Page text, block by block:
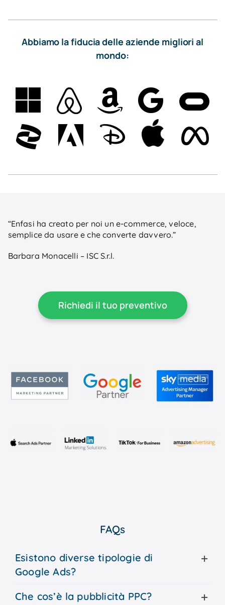
Abbiamo la fiducia delle aziende migliori al
mondo:
“Enfasi ha creato per noi un e-commerce, veloce,
semplice da usare e che converte davvero.”
Barbara Monacelli – ISC S.r.l.
Richiedi il tuo preventivo
FAQs
Esistono diverse tipologie di
Google Ads?
Che cos’è la pubblicità PPC?